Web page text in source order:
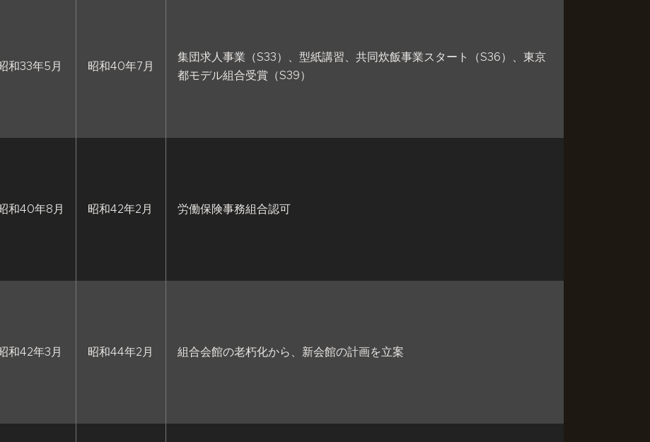
和33年5月 昭和40年7月
集団求人事業（S33）、型紙講習、共同炊飯事業スタート（S36）、東京
都モデル組合受賞（S39）
和40年8月 昭和42年2月 労働保険事務組合認可
和42年3月 昭和44年2月 組合会館の老朽化から、新会館の計画を立案